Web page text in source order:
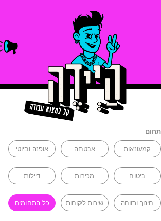
תחום
קמעונאות אבטחה אופנה וביוטי
ביטוח מכירות דיילות
חינוך ורווחה שירות לקוחות כל התחומים